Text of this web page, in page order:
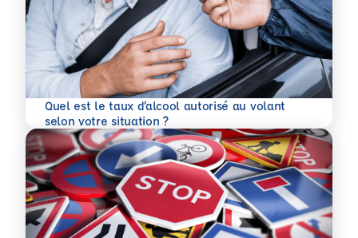
Quel est le taux d’alcool autorisé au volant
selon votre situation ?
En savoir plus